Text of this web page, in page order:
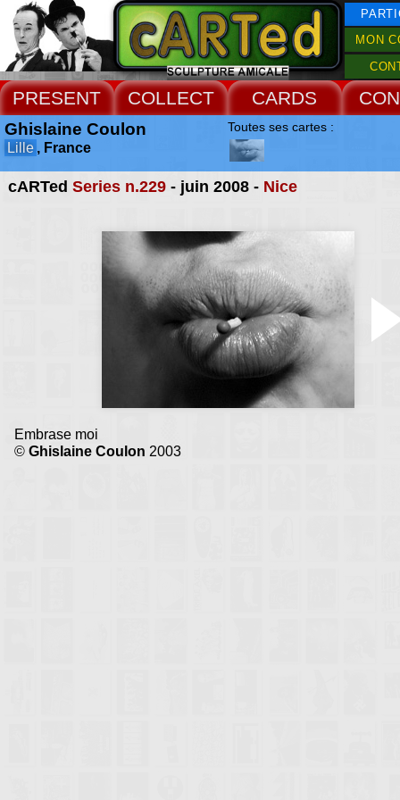
MON
PRESENT COLLECT CARDS
cARTed Series n.229- juin 2008 - Nice
Embrase moi
© Ghislaine Coulon 2003
Ghislaine Coulon
Lille , France
Toutes ses cartes :